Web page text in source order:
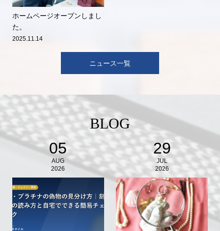
ホームページオープンしまし
た。
2025.11.14
ニュース一覧
BLOG
05
AUG
2026
29
JUL
2026